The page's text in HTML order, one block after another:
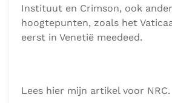
Instituut en Crimson, ook
hoogtepunten, zoals het
eerst in Venetië meedeed.
Lees hier mijn artikel voor NRC.